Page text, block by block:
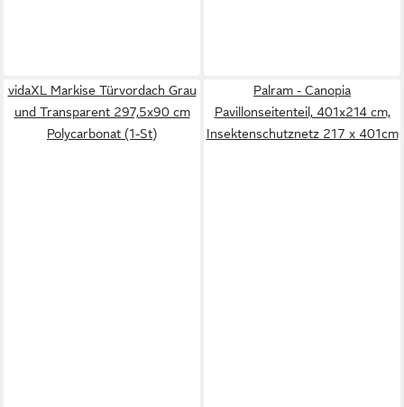
vidaXL Markise Türvordach Grau
und Transparent 297,5x90 cm
Polycarbonat (1-St)
Palram - Canopia
Pavillonseitenteil, 401x214 cm,
Insektenschutznetz 217 x 401cm